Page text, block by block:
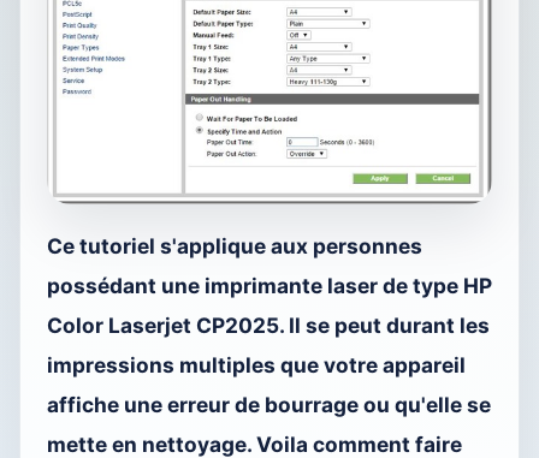
Ce tutoriel s'applique aux personnes
possédant une imprimante laser de type HP
Color Laserjet CP2025. Il se peut durant les
impressions multiples que votre appareil
affiche une erreur de bourrage ou qu'elle se
mette en nettoyage. Voila comment faire